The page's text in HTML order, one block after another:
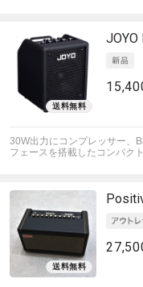
JOYO
30W出力にコンプレッサー、
フェースを搭載したコンパク